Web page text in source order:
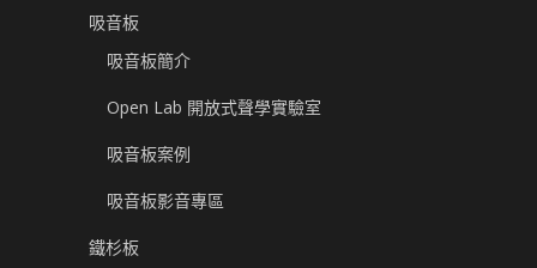
吸音板
吸音板簡介
Open Lab 開放式聲學實驗室
吸音板案例
吸音板影音專區
鐵杉板